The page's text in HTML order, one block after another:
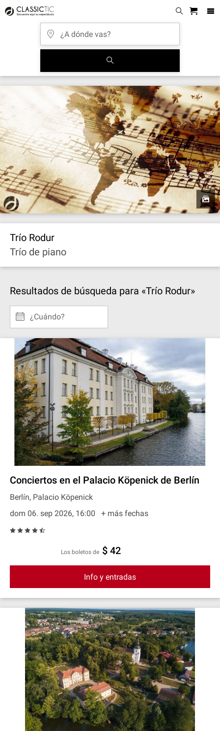
Trío Rodur
Trío de piano
Resultados de búsqueda para «Trío Rodur»
¿Cuándo?
Conciertos en el Palacio Köpenick de Berlín
Berlín, Palacio Köpenick
dom 06. sep 2026, 16:00
+ más fechas
Los boletos de $ 42
Info y entradas